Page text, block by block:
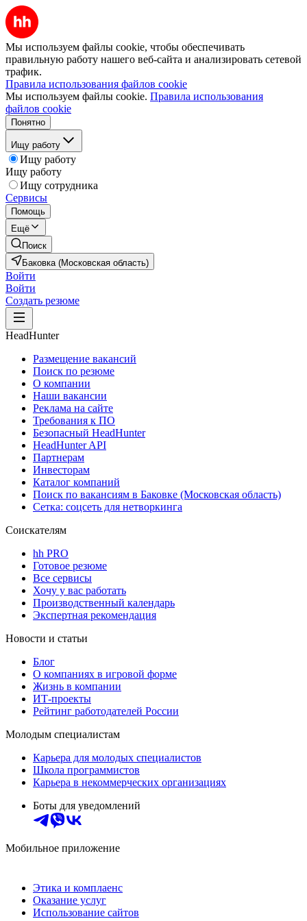
Мы используем файлы cookie, чтобы обеспечивать
правильную работу нашего веб-сайта и анализировать сетевой
трафик.
Правила использования файлов cookie
Мы используем файлы cookie. Правила использования
файлов cookie
Понятно
Ищу работу
Ищу работу
Ищу работу
Ищу сотрудника
Сервисы
Помощь
Ещё
Поиск
Баковка (Московская область)
Войти
Войти
Создать резюме
HeadHunter
Размещение вакансий
Поиск по резюме
О компании
Наши вакансии
Реклама на сайте
Требования к ПО
Безопасный HeadHunter
HeadHunter API
Партнерам
Инвесторам
Каталог компаний
Поиск по вакансиям в Баковке (Московская область)
Сетка: соцсеть для нетворкинга
Соискателям
hh PRO
Готовое резюме
Все сервисы
Хочу у вас работать
Производственный календарь
Экспертная рекомендация
Новости и статьи
Блог
О компаниях в игровой форме
Жизнь в компании
ИТ-проекты
Рейтинг работодателей России
Молодым специалистам
Карьера для молодых специалистов
Школа программистов
Карьера в некоммерческих организациях
Боты для уведомлений
Мобильное приложение
Этика и комплаенс
Оказание услуг
Использование сайтов